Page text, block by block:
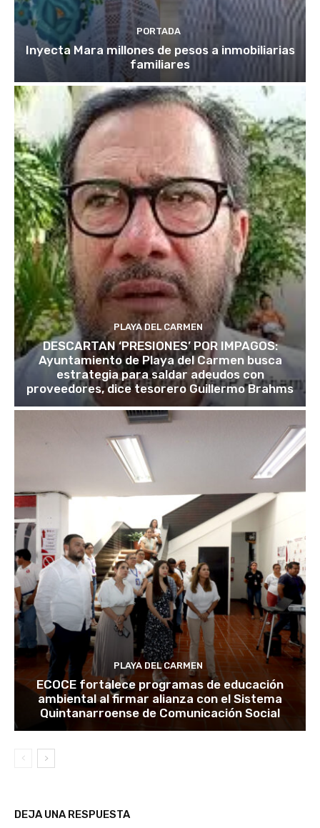
PORTADA
Inyecta Mara millones de pesos a inmobiliarias
familiares
PLAYA DEL CARMEN
DESCARTAN ‘PRESIONES’ POR IMPAGOS:
Ayuntamiento de Playa del Carmen busca
estrategia para saldar adeudos con
proveedores, dice tesorero Guillermo Brahms
PLAYA DEL CARMEN
ECOCE fortalece programas de educación
ambiental al firmar alianza con el Sistema
Quintanarroense de Comunicación Social
DEJA UNA RESPUESTA